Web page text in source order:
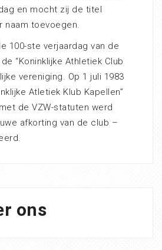
en mocht zij de titel
naam toevoegen.
100-ste verjaardag van de
“Koninklijke Athletiek Club
vereniging. Op 1 juli 1983
Atletiek Klub Kapellen”
de VZW-statuten werd
afkorting van de club –
ons